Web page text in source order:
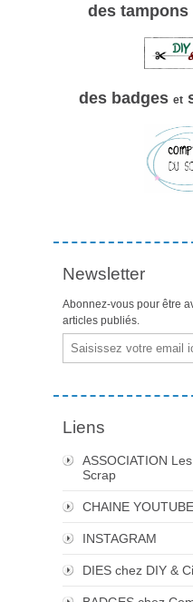
des tampons
des badges et
Newsletter
Abonnez-vous pour être
articles publiés.
Email
Liens
ASSOCIATION
Scrap
CHAINE YOUTUBE
INSTAGRAM
DIES chez DIY &